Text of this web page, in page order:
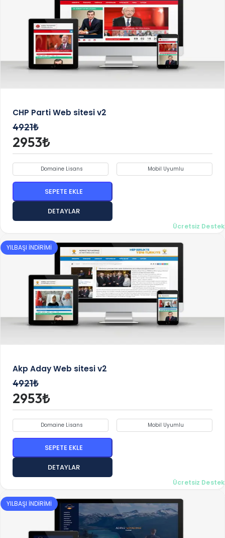
CHP Parti Web sitesi v2
4921₺
2953₺
Ücretsiz Destek
Domaine Lisans Mobil Uyumlu
SEPETE EKLE
DETAYLAR
YILBAŞI İNDİRİMİ
Akp Aday Web sitesi v2
4921₺
2953₺
Ücretsiz Destek
Domaine Lisans Mobil Uyumlu
SEPETE EKLE
DETAYLAR
YILBAŞI İNDİRİMİ